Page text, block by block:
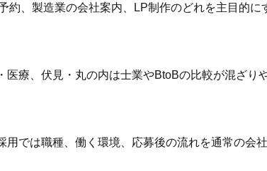
、製造業の会社案内、LP制作のどれを主目的
療、伏見・丸の内は士業やBtoBの比較が混ざり
では職種、働く環境、応募後の流れを通常の会